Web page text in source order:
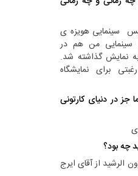
پردیس سینمایی هویزه ی
سینمایی من هم در
نمایش گذاشته شد.
برای نمایشگاه
جز در دنیای کارتونی
چه بود؟
الرشید از آقای ایرج